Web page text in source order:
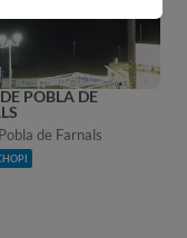
POBLA DE
de Farnals